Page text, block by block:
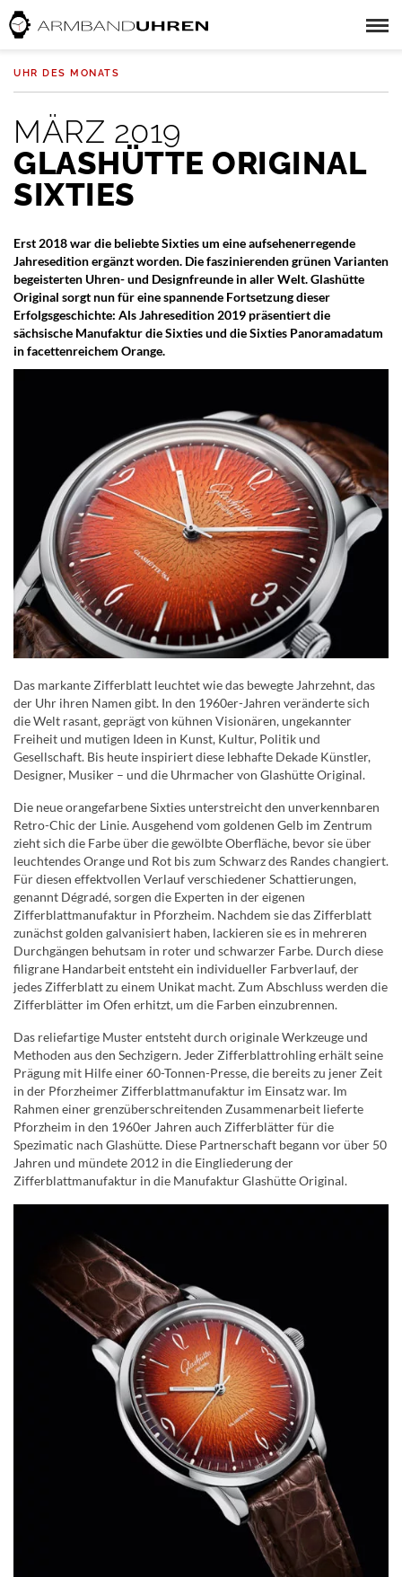
UHR DES MONATS
MÄRZ 2019
GLASHÜTTE ORIGINAL
SIXTIES
Erst 2018 war die beliebte Sixties um eine aufsehenerregende
Jahresedition ergänzt worden. Die faszinierenden grünen Varianten
begeisterten Uhren- und Designfreunde in aller Welt. Glashütte
Original sorgt nun für eine spannende Fortsetzung dieser
Erfolgsgeschichte: Als Jahresedition 2019 präsentiert die
sächsische Manufaktur die Sixties und die Sixties Panoramadatum
in facettenreichem Orange.
Das markante Zifferblatt leuchtet wie das bewegte Jahrzehnt, das
der Uhr ihren Namen gibt. In den 1960er-Jahren veränderte sich
die Welt rasant, geprägt von kühnen Visionären, ungekannter
Freiheit und mutigen Ideen in Kunst, Kultur, Politik und
Gesellschaft. Bis heute inspiriert diese lebhafte Dekade Künstler,
Designer, Musiker – und die Uhrmacher von Glashütte Original.
Die neue orangefarbene Sixties unterstreicht den unverkennbaren
Retro-Chic der Linie. Ausgehend vom goldenen Gelb im Zentrum
zieht sich die Farbe über die gewölbte Oberfläche, bevor sie über
leuchtendes Orange und Rot bis zum Schwarz des Randes changiert.
Für diesen effektvollen Verlauf verschiedener Schattierungen,
genannt Dégradé, sorgen die Experten in der eigenen
Zifferblattmanufaktur in Pforzheim. Nachdem sie das Zifferblatt
zunächst golden galvanisiert haben, lackieren sie es in mehreren
Durchgängen behutsam in roter und schwarzer Farbe. Durch diese
filigrane Handarbeit entsteht ein individueller Farbverlauf, der
jedes Zifferblatt zu einem Unikat macht. Zum Abschluss werden die
Zifferblätter im Ofen erhitzt, um die Farben einzubrennen.
Das reliefartige Muster entsteht durch originale Werkzeuge und
Methoden aus den Sechzigern. Jeder Zifferblattrohling erhält seine
Prägung mit Hilfe einer 60-Tonnen-Presse, die bereits zu jener Zeit
in der Pforzheimer Zifferblattmanufaktur im Einsatz war. Im
Rahmen einer grenzüberschreitenden Zusammenarbeit lieferte
Pforzheim in den 1960er Jahren auch Zifferblätter für die
Spezimatic nach Glashütte. Diese Partnerschaft begann vor über 50
Jahren und mündete 2012 in die Eingliederung der
Zifferblattmanufaktur in die Manufaktur Glashütte Original.